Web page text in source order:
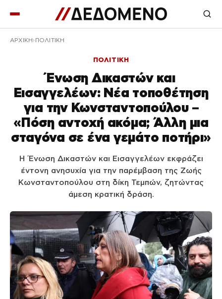
ΑΡΧΙΚΉ ΠΟΛΙΤΙΚΗ
ΠΟΛΙΤΙΚΗ
Ένωση Δικαστών και
Εισαγγελέων: Νέα τοποθέτηση
για την Κωνσταντοπούλου –
«Πόση αντοχή ακόμα; Άλλη μια
σταγόνα σε ένα γεμάτο ποτήρι»
Η Ένωση Δικαστών και Εισαγγελέων εκφράζει
έντονη ανησυχία για την παρέμβαση της Ζωής
Κωνσταντοπούλου στη δίκη Τεμπών, ζητώντας
άμεση κρατική δράση.